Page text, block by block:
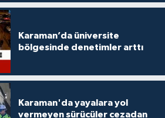
Karaman’da üniversite
bölgesinde denetimler arttı
Karaman'da yayalara yol
vermeyen sürücüler cezadan